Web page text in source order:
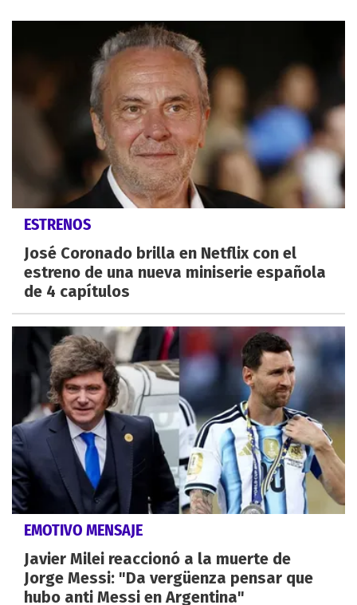
ESTRENOS
José Coronado brilla en Netflix con el
estreno de una nueva miniserie española
de 4 capítulos
EMOTIVO MENSAJE
Javier Milei reaccionó a la muerte de
Jorge Messi: "Da vergüenza pensar que
hubo anti Messi en Argentina"